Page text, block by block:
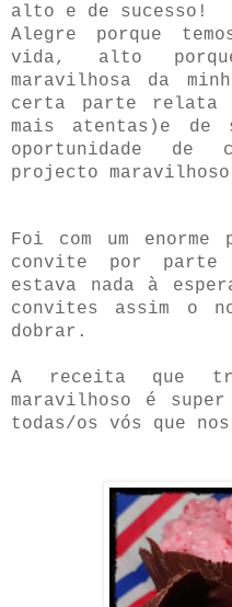
alto e de sucesso!
Alegre porque
vida, alto
maravilhosa da
certa parte relata
mais atentas)e de
oportunidade de
projecto
Foi com um
convite por parte
estava nada à
convites assim o
dobrar.
A receita que
maravilhoso é
todas/os vós que